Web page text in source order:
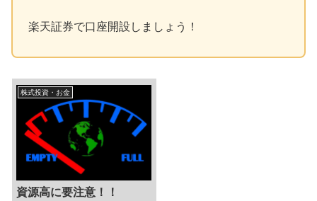
楽天証券で口座開設しましょう！
株式投資・お金
資源高に要注意！！